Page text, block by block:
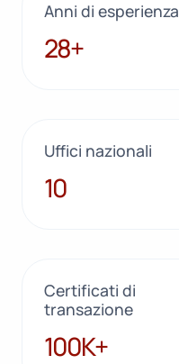
Anni di esperienza
28+
28+
Uffici nazionali
10
10
Certificati di
transazione
100K+
100K+